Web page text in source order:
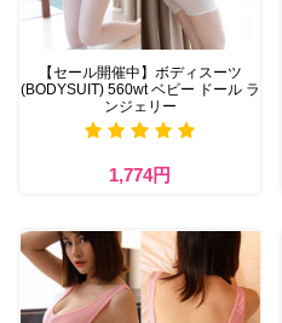
【セール開催中】ボディスーツ
(BODYSUIT) 560wt ベビー ドール ラ
ンジェリー
1,774円